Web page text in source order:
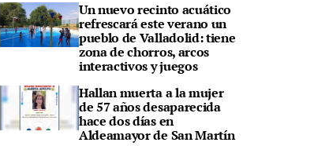
Un nuevo recinto acuático
refrescará este verano un
pueblo de Valladolid: tiene
zona de chorros, arcos
interactivos y juegos
Hallan muerta a la mujer
de 57 años desaparecida
hace dos días en
Aldeamayor de San Martín